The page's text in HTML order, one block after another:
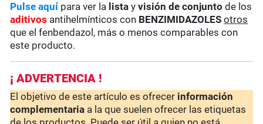
Pulse aquípara ver la lista yvisión de conjunto de los
aditivos antihelmínticos con BENZIMIDAZOLES otros
que el fenbendazol, más o menos comparables con
este producto.
¡ ADVERTENCIA !
El objetivo de este artículo es ofrecer información
complementaria a la que suelen ofrecer las etiquetas